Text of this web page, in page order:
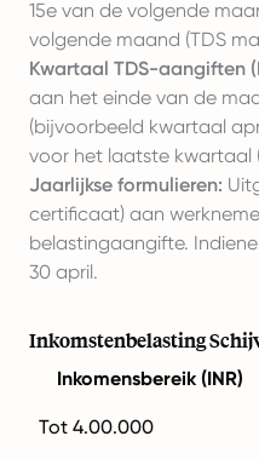
15e van de volgende
volgende maand (TDS
Kwartaal TDS-aangiften
aan het einde van de
(bijvoorbeeld kwartaal
voor het laatste kwartaal
Jaarlijkse formulieren:
certificaat) aan
belastingaangifte.
30 april.
Inkomstenbelasting
Inkomensbereik (INR)
Tot 4.00.000